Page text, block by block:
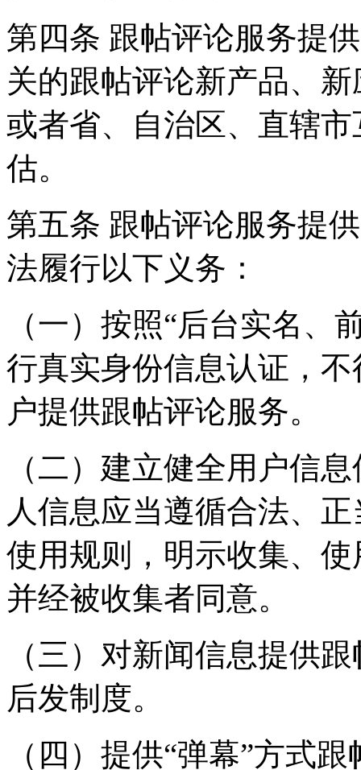
第四条 跟帖评论服务提
关的跟帖评论新产品、
或者省、自治区、直辖
估。
第五条 跟帖评论服务提
法履行以下义务：
（一）按照“后台实名、
行真实身份信息认证，
户提供跟帖评论服务。
（二）建立健全用户信
人信息应当遵循合法、
使用规则，明示收集、
并经被收集者同意。
（三）对新闻信息提供
后发制度。
（四）提供“弹幕”方式